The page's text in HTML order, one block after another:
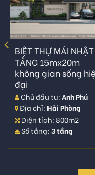
BIỆT THỰ MÁI
TẦNG 15mx20m
không gian sống
đại
Chủ đầu tư: Anh Phú
Địa chỉ: Hải Phòng
Diện tích: 800m2
Số tầng: 3 tầng